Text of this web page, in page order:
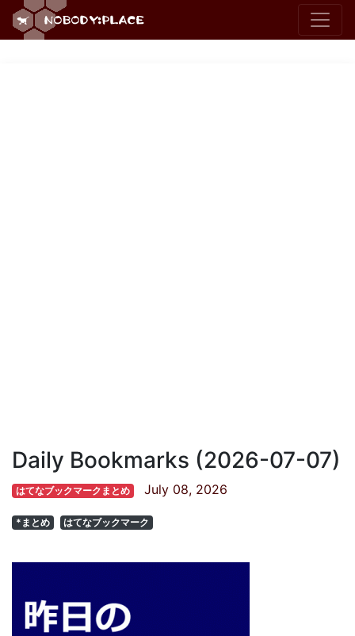
Daily Bookmarks (2026-07-07)
はてなブックマークまとめ July 08, 2026
*まとめ はてなブックマーク